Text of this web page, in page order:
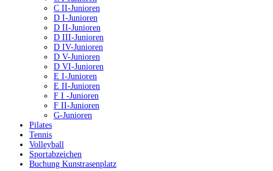
C II-Junioren
D I-Junioren
D II-Junioren
D III-Junioren
D IV-Junioren
D V-Junioren
D VI-Junioren
E I-Junioren
E II-Junioren
F I -Junioren
F II-Junioren
G-Junioren
Pilates
Tennis
Volleyball
Sportabzeichen
Buchung Kunstrasenplatz